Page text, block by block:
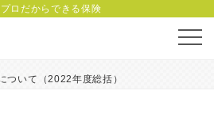
ロだからできる保険
会社概要
ついて（2022年度総括）